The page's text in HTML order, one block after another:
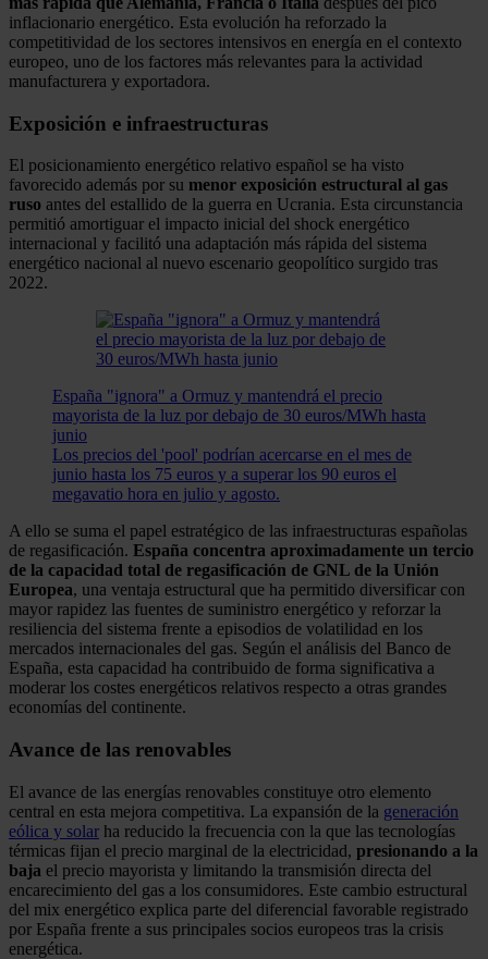
inflacionario energético. Esta evolución ha reforzado la
competitividad de los sectores intensivos en energía en el contexto
europeo, uno de los factores más relevantes para la actividad
manufacturera y exportadora.
Exposición e infraestructuras
El posicionamiento energético relativo español se ha visto
favorecido además por su menor exposición estructural al gas
ruso antes del estallido de la guerra en Ucrania. Esta circunstancia
permitió amortiguar el impacto inicial del shock energético
internacional y facilitó una adaptación más rápida del sistema
energético nacional al nuevo escenario geopolítico surgido tras
2022.
España "ignora" a Ormuz y mantendrá el precio
mayorista de la luz por debajo de 30 euros/MWh hasta
junio
Los precios del 'pool' podrían acercarse en el mes de
junio hasta los 75 euros y a superar los 90 euros el
megavatio hora en julio y agosto.
A ello se suma el papel estratégico de las infraestructuras españolas
de regasificación. España concentra aproximadamente un tercio
de la capacidad total de regasificación de GNL de la Unión
Europea, una ventaja estructural que ha permitido diversificar con
mayor rapidez las fuentes de suministro energético y reforzar la
resiliencia del sistema frente a episodios de volatilidad en los
mercados internacionales del gas. Según el análisis del Banco de
España, esta capacidad ha contribuido de forma significativa a
moderar los costes energéticos relativos respecto a otras grandes
economías del continente.
Avance de las renovables
El avance de las energías renovables constituye otro elemento
central en esta mejora competitiva. La expansión de la generación
eólica y solar ha reducido la frecuencia con la que las tecnologías
térmicas fijan el precio marginal de la electricidad, presionando a la
baja el precio mayorista y limitando la transmisión directa del
encarecimiento del gas a los consumidores. Este cambio estructural
del mix energético explica parte del diferencial favorable registrado
por España frente a sus principales socios europeos tras la crisis
energética.